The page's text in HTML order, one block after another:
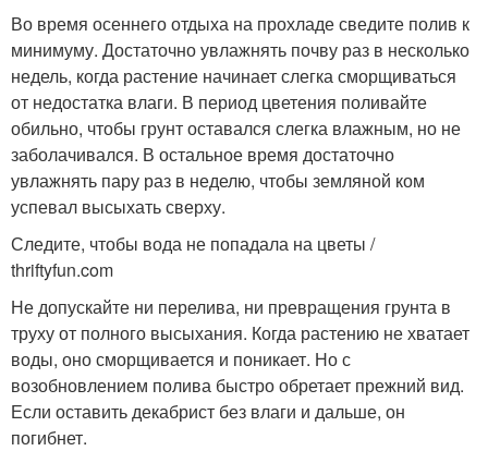
Во время осеннего отдыха на прохладе сведите полив к
минимуму. Достаточно увлажнять почву раз в несколько
недель, когда растение начинает слегка сморщиваться
от недостатка влаги. В период цветения поливайте
обильно, чтобы грунт оставался слегка влажным, но не
заболачивался. В остальное время достаточно
увлажнять пару раз в неделю, чтобы земляной ком
успевал высыхать сверху.
Следите, чтобы вода не попадала на цветы /
thriftyfun.com
Не допускайте ни перелива, ни превращения грунта в
труху от полного высыхания. Когда растению не хватает
воды, оно сморщивается и поникает. Но с
возобновлением полива быстро обретает прежний вид.
Если оставить декабрист без влаги и дальше, он
погибнет.